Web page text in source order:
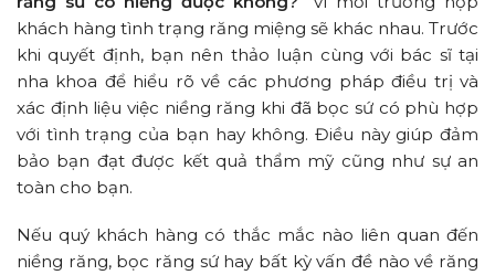
khách hàng tình trạng răng miệng sẽ khác nhau. Trước
khi quyết định, bạn nên thảo luận cùng với bác sĩ tại
nha khoa để hiểu rõ về các phương pháp điều trị và
xác định liệu việc niềng răng khi đã bọc sứ có phù hợp
với tình trạng của bạn hay không. Điều này giúp đảm
bảo bạn đạt được kết quả thẩm mỹ cũng như sự an
toàn cho bạn.
Nếu quý khách hàng có thắc mắc nào liên quan đến
niềng răng, bọc răng sứ hay bất kỳ vấn đề nào về răng